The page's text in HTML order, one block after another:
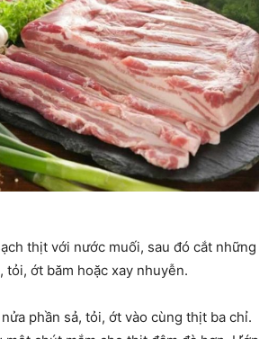
thịt với nước muối, sau đó cắt những
tỏi, ớt băm hoặc xay nhuyễn.
phần sả, tỏi, ớt vào cùng thịt ba chỉ.